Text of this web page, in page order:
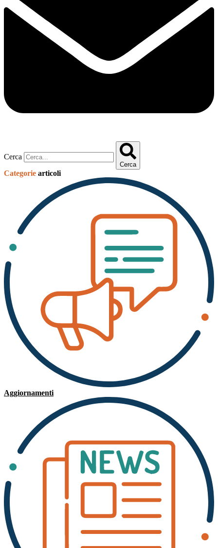
Cerca
Cerca
Categorie articoli
Aggiornamenti